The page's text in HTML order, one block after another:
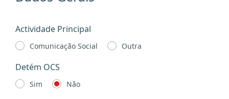
Actividade Principal
Comunicação Social Outra
Detém OCS
Sim Não